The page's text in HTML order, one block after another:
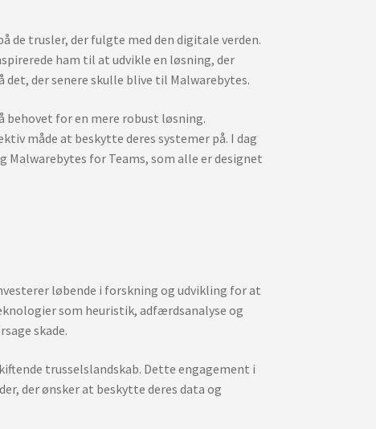
trusler, der fulgte med den digitale verden.
ham til at udvikle en løsning, der
der senere skulle blive til Malwarebytes.
behovet for en mere robust løsning.
måde at beskytte deres systemer på. I dag
for Teams, som alle er designet
løbende i forskning og udvikling for at
som heuristik, adfærdsanalyse og
skade.
trusselslandskab. Dette engagement i
der ønsker at beskytte deres data og